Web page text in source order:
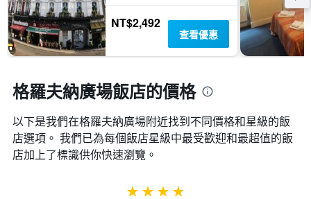
平
均
價
格
NT$2,492
查看優惠
格羅夫納廣場飯店的價格
以下是我們在格羅夫納廣場​附近找到不同價格和星級的飯
店選項。 我們已為每個飯店星級中最受歡迎和最超值的飯
店加上了標識供你快速瀏覽。
4星級